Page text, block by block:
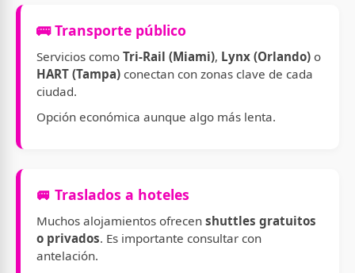
🚌 Transporte público
Servicios como Tri-Rail (Miami), Lynx (Orlando) o
HART (Tampa) conectan con zonas clave de cada
ciudad.
Opción económica aunque algo más lenta.
🚐 Traslados a hoteles
Muchos alojamientos ofrecen shuttles gratuitos
o privados. Es importante consultar con
antelación.